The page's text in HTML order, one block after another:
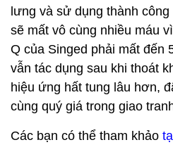
lưng và sử dụng thành
sẽ mất vô cùng nhiều máu
Q của Singed phải mất đến
vẫn tác dụng sau khi thoát
hiệu ứng hất tung lâu hơn,
cùng quý giá trong giao
Các bạn có thể tham khảo